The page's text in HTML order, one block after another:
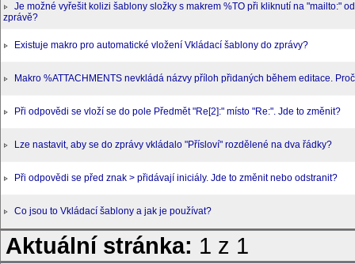
Je možné vyřešit kolizi šablony složky s makrem %TO při kliknutí na "mailto:"
zprávě?
Existuje makro pro automatické vložení Vkládací šablony do zprávy?
Makro %ATTACHMENTS nevkládá názvy příloh přidaných během editace.
Při odpovědi se vloží se do pole Předmět "Re[2]:" místo "Re:". Jde to změnit?
Lze nastavit, aby se do zprávy vkládalo "Přísloví" rozdělené na dva řádky?
Při odpovědi se před znak > přidávají iniciály. Jde to změnit nebo odstranit?
Co jsou to Vkládací šablony a jak je používat?
Aktuální stránka: 1 z 1